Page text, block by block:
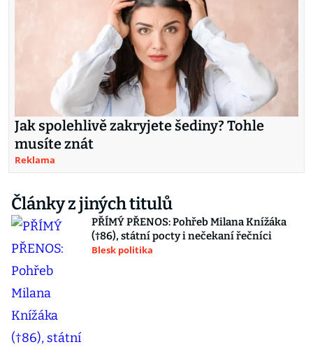
Jak spolehlivě zakryjete šediny? Tohle
musíte znát
Reklama
Články z jiných titulů
PŘÍMÝ PŘENOS: Pohřeb Milana Knížáka
(†86), státní pocty i nečekaní řečníci
Blesk politika